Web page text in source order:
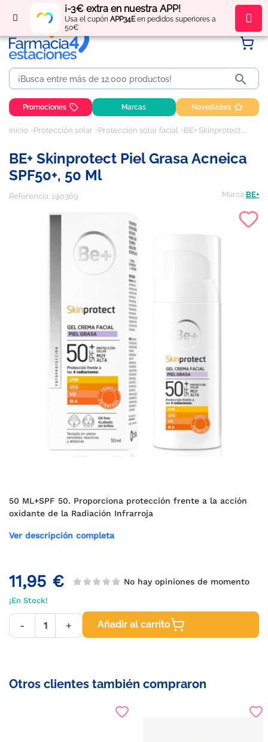
¡-3€ extra en nuestra APP!
Usa el cupón APP34Een pedidos superiores a
50€
Regístratey obténpuntos por tus compras

Promociones Marcas Novedades
Inicio Protección solar Protección solar facial BE+ Skinprotect Piel Grasa Acneica SPF50+, 50 ml
BE+ Skinprotect Piel Grasa Acneica
SPF50+, 50 Ml
Referencia: 190369 Marca BE+
50 ML+SPF 50. Proporciona protección frente a la acción
oxidante de la Radiación Infrarroja
Ver descripción completa
11,95 € No hay opiniones de momento
¡En Stock!
- + Añadir al carrito
Otros clientes también compraron